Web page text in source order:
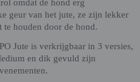
omdat de hond erg
geur van het jute, ze zijn lekker
te houden door de hond.
Jute is verkrijgbaar in 3 versies,
en dik gevuld zijn